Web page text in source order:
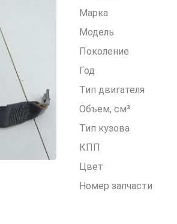
Марка
Модель
Поколение
Год
Тип двигателя
Объем, см³
Тип кузова
КПП
Цвет
Номер запчасти